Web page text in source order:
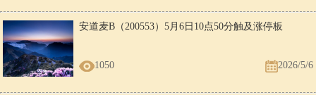
安道麦B（200553）5月6日10点50分触及涨停板
1050 2026/5/6